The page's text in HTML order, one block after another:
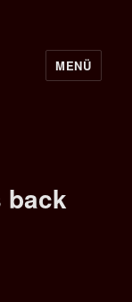
MENÜ
back